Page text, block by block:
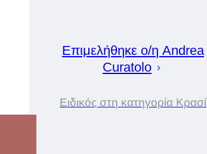
Επιμελήθηκε ο/η Andrea
Curatolo
Ειδικός στη κατηγορία Κρασί